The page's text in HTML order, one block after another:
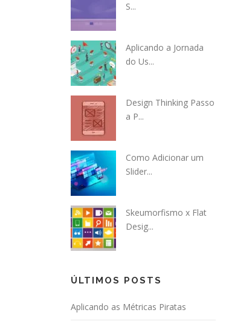
S...
Aplicando a Jornada
do Us...
Design Thinking Passo
a P...
Como Adicionar um
Slider...
Skeumorfismo x Flat
Desig...
ÚLTIMOS POSTS
Aplicando as Métricas Piratas